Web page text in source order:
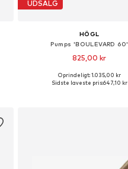
UDSALG
HÖGL
Pumps 'BOULEVARD 60'
825,00 kr
Fås i mange størrelser
Oprindeligt: 1.035,00 kr
Sidste laveste pris:647,10 kr